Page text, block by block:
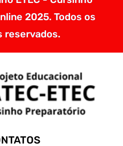
2025. Todos os
reservados.